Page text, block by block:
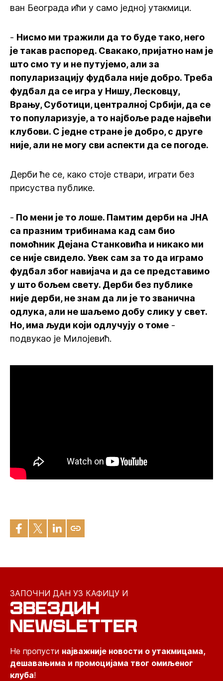
ван Београда ићи у само једној утакмици.
- Нисмо ми тражили да то буде тако, него
је такав распоред. Свакако, пријатно нам је
што смо ту и не путујемо, али за
популаризацију фудбала није добро. Треба
фудбал да се игра у Нишу, Лесковцу,
Врању, Суботици, централној Србији, да се
то популаризује, а то најбоље раде највећи
клубови. С једне стране је добро, с друге
није, али не могу сви аспекти да се погоде.
Дерби ће се, како стоје ствари, играти без
присуства публике.
- По мени је то лоше. Памтим дерби на ЈНА
са празним трибинама кад сам био
помоћник Дејана Станковића и никако ми
се није свидело. Увек сам за то да играмо
фудбал због навијача и да се представимо
у што бољем свету. Дерби без публике
није дерби, не знам да ли је то званична
одлука, али не шаљемо добу слику у свет.
Но, има људи који одлучују о томе -
подвукао је Милојевић.
ЗАПОЧНИ ДАН УЗ КАФИЦУ И
ЗВЕЗДИН
NEWSLETTER
Не пропусти најважније новости о утакмицама,
дешавањима и промоцијама твог омиљеног
клуба!